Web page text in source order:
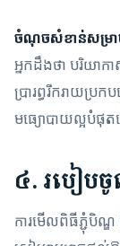
ចំណុចសំខាន់សម្រាប់
អ្នកដឹងថា បរិយាក
ប្រារព្ធរីករាយប្រ
មធ្យោបាយល្អបំផុត
៤. របៀប
ការមើលពិធីភ្ជុំបិណ្